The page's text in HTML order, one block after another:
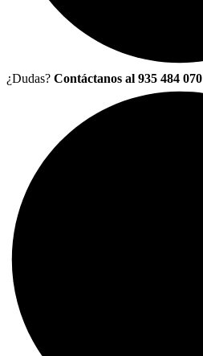
¿Dudas? Contáctanos al 935 484 070